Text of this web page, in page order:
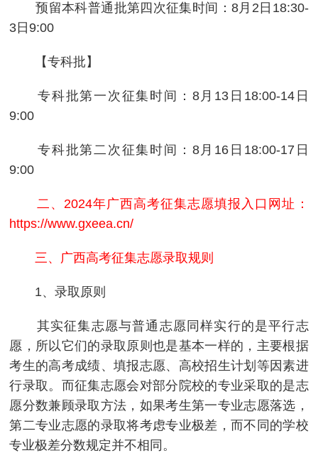
预留本科普通批第四次征集时间：8月2日18:30-
3日9:00
【专科批】
专科批第一次征集时间：8月13日18:00-14日
9:00
专科批第二次征集时间：8月16日18:00-17日
9:00
二、2024年广西高考征集志愿填报入口网址：
https://www.gxeea.cn/
三、广西高考征集志愿录取规则
1、录取原则
其实征集志愿与普通志愿同样实行的是平行志
愿，所以它们的录取原则也是基本一样的，主要根据
考生的高考成绩、填报志愿、高校招生计划等因素进
行录取。而征集志愿会对部分院校的专业采取的是志
愿分数兼顾录取方法，如果考生第一专业志愿落选，
第二专业志愿的录取将考虑专业极差，而不同的学校
专业极差分数规定并不相同。